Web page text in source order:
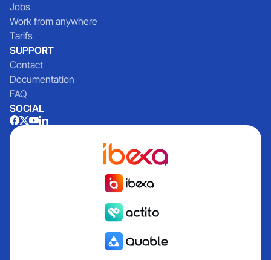
Jobs
Work from anywhere
Tarifs
SUPPORT
Contact
Documentation
FAQ
SOCIAL